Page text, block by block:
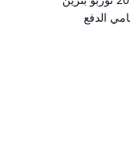
الدفع